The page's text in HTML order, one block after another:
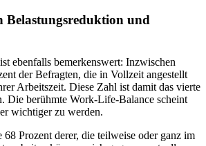
Belastungsreduktion und
ebenfalls bemerkenswert: Inzwischen
der Befragten, die in Vollzeit angestellt
Arbeitszeit. Diese Zahl ist damit das vierte
Die berühmte Work-Life-Balance scheint
wichtiger zu werden.
68 Prozent derer, die teilweise oder ganz im